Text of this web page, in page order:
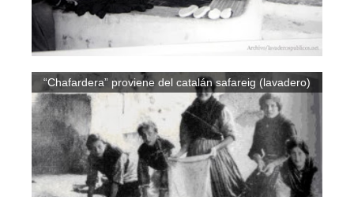
“Chafardera” proviene del catalán safareig (lavadero)